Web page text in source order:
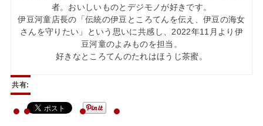
者。おいしいものとデジモノが好きです。
伊豆河童店長の「伝統の伊豆ところてんを伝え、伊豆の海女
さんを守りたい」という思いに共感し、2022年11月より伊
豆河童のよみものを担当。
好きなところてんのたれはほうじ茶蜜。
共有: